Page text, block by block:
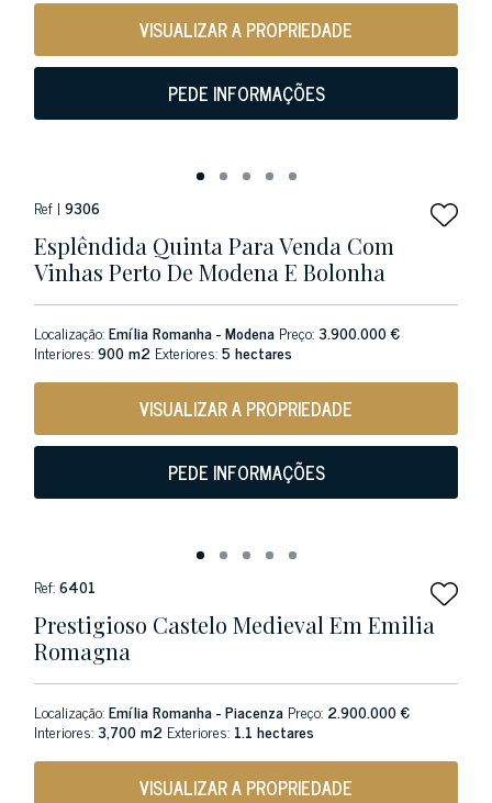
VISUALIZAR A PROPRIEDADE
PEDE INFORMAÇÕES
Ref | 9306
Esplêndida Quinta Para Venda Com
Vinhas Perto De Modena E Bolonha
Localização:Emília Romanha - Modena Preço:3.900.000 €
Interiores:900 m2 Exteriores:5 hectares
VISUALIZAR A PROPRIEDADE
PEDE INFORMAÇÕES
Ref:6401
Prestigioso Castelo Medieval Em Emilia
Romagna
Localização:Emília Romanha - Piacenza Preço: 2.900.000 €
Interiores:3,700 m2 Exteriores: 1.1 hectares
VISUALIZAR A PROPRIEDADE